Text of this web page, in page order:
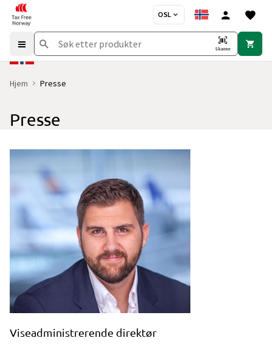
OSL
Skanne
Hjem Presse
Presse
Viseadministrerende direktør